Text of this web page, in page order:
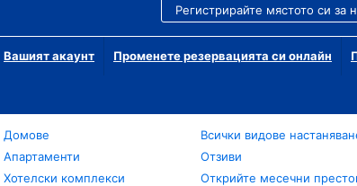
Регистрирайте мястото си за
Вашият акаунт Променете резервацията си онлайн
Домове
Апартаменти
Хотелски комплекси
Всички видове
Отзиви
Открийте месечни